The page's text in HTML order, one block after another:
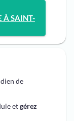
À SAINT-
de
etgérez